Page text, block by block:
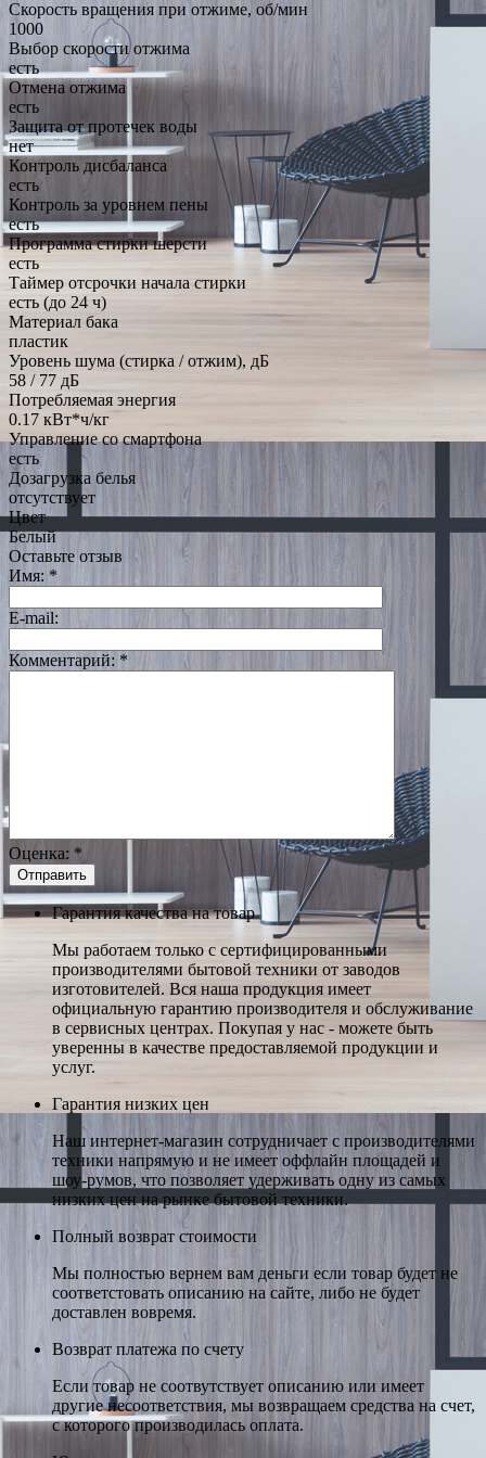
Скорость вращения при отжиме, об/мин
1000
Выбор скорости отжима
есть
Отмена отжима
есть
Защита от протечек воды
нет
Контроль дисбаланса
есть
Контроль за уровнем пены
есть
Программа стирки шерсти
есть
Таймер отсрочки начала стирки
есть (до 24 ч)
Материал бака
пластик
Уровень шума (стирка / отжим), дБ
58 / 77 дБ
Потребляемая энергия
0.17 кВт*ч/кг
Управление со смартфона
есть
Дозагрузка белья
отсутствует
Цвет
Белый
Оставьте отзыв
Имя: *
E-mail:
Комментарий: *
Оценка: *
Гарантия качества на товар
Мы работаем только с сертифицированными
производителями бытовой техники от заводов
изготовителей. Вся наша продукция имеет
официальную гарантию производителя и обслуживание
в сервисных центрах. Покупая у нас - можете быть
уверенны в качестве предоставляемой продукции и
услуг.
Гарантия низких цен
Наш интернет-магазин сотрудничает с производителями
техники напрямую и не имеет оффлайн площадей и
шоу-румов, что позволяет удерживать одну из самых
низких цен на рынке бытовой техники.
Полный возврат стоимости
Мы полностью вернем вам деньги если товар будет не
соответстовать описанию на сайте, либо не будет
доставлен вовремя.
Возврат платежа по счету
Если товар не соотвутствует описанию или имеет
другие несоответствия, мы возвращаем средства на счет,
с которого производилась оплата.